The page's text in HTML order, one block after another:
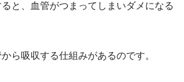
と、血管がつまってしまいダメになる
ら吸収する仕組みがあるのです。